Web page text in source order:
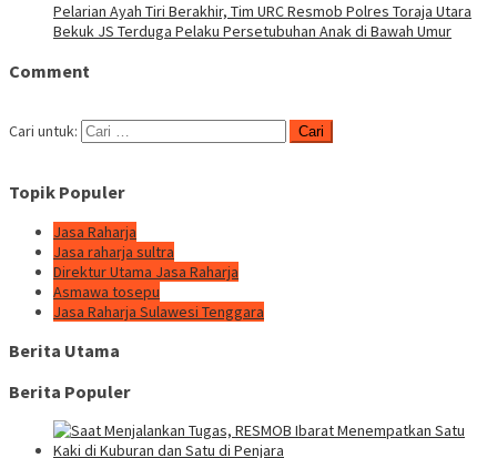
Pelarian Ayah Tiri Berakhir, Tim URC Resmob Polres Toraja Utara
Bekuk JS Terduga Pelaku Persetubuhan Anak di Bawah Umur
Comment
Cari untuk:
Topik Populer
Jasa Raharja
Jasa raharja sultra
Direktur Utama Jasa Raharja
Asmawa tosepu
Jasa Raharja Sulawesi Tenggara
Berita Utama
Berita Populer